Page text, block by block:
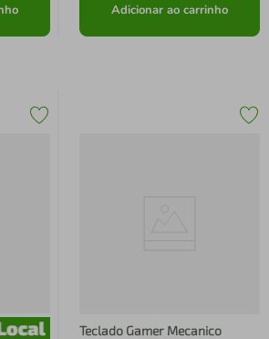
Adicionar ao carrinho
Teclado Gamer Mecanico